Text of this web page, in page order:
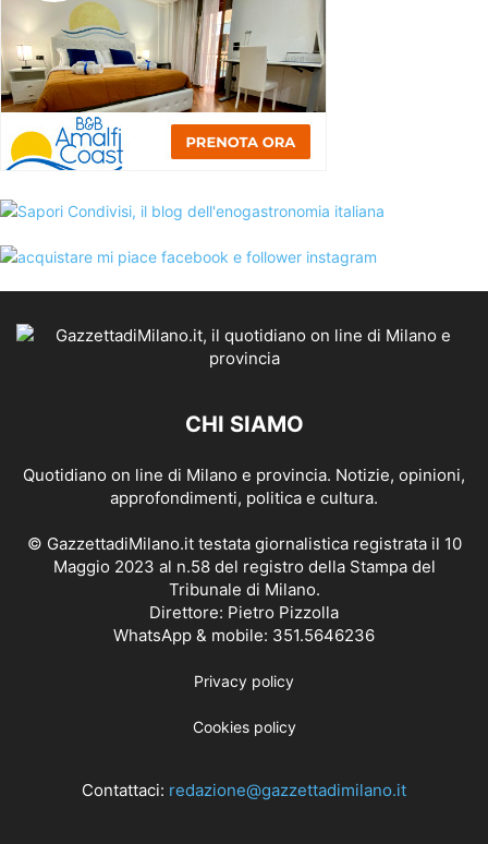
CHI SIAMO
Quotidiano on line di Milano e provincia. Notizie, opinioni,
approfondimenti, politica e cultura.
© GazzettadiMilano.it testata giornalistica registrata il 10
Maggio 2023 al n.58 del registro della Stampa del
Tribunale di Milano.
Direttore: Pietro Pizzolla
WhatsApp & mobile: 351.5646236
Privacy policy
Cookies policy
Contattaci: redazione@gazzettadimilano.it